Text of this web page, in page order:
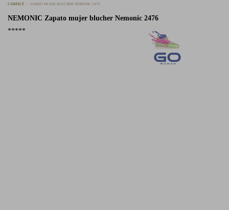
CARRILÉ ZAPATO MUJER BLUCHER NEMONIC 2476
NEMONIC Zapato mujer blucher Nemonic 2476
*****